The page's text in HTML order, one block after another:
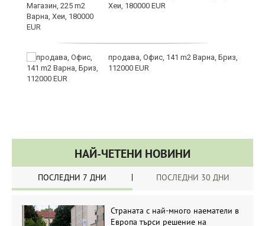
Хеи, 180000 EUR
продава, Офис, 141 m2 Варна, Бриз,
112000 EUR
НАЙ-ЧЕТЕНИ НОВИНИ
ПОСЛЕДНИ 7 ДНИ ПОСЛЕДНИ 30 ДНИ
Страната с най-много наематели в
Европа търси решение на